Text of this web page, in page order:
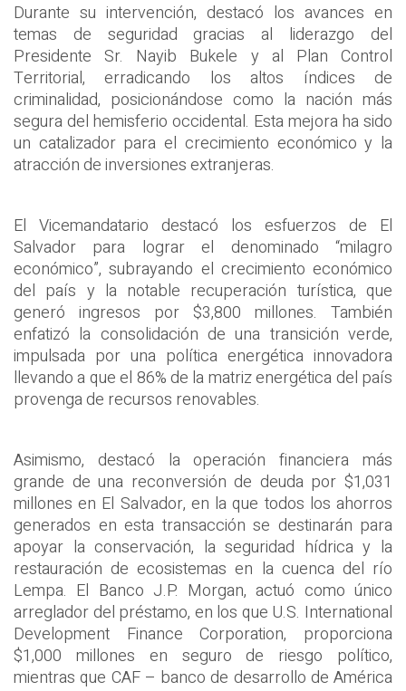
Durante su intervención, destacó los avances en
temas de seguridad gracias al liderazgo del
Presidente Sr. Nayib Bukele y al Plan Control
Territorial, erradicando los altos índices de
criminalidad, posicionándose como la nación más
segura del hemisferio occidental. Esta mejora ha sido
un catalizador para el crecimiento económico y la
atracción de inversiones extranjeras.
El Vicemandatario destacó los esfuerzos de El
Salvador para lograr el denominado “milagro
económico”, subrayando el crecimiento económico
del país y la notable recuperación turística, que
generó ingresos por $3,800 millones. También
enfatizó la consolidación de una transición verde,
impulsada por una política energética innovadora
llevando a que el 86% de la matriz energética del país
provenga de recursos renovables.
Asimismo, destacó la operación financiera más
grande de una reconversión de deuda por $1,031
millones en El Salvador, en la que todos los ahorros
generados en esta transacción se destinarán para
apoyar la conservación, la seguridad hídrica y la
restauración de ecosistemas en la cuenca del río
Lempa. El Banco J.P. Morgan, actuó como único
arreglador del préstamo, en los que U.S. International
Development Finance Corporation, proporciona
$1,000 millones en seguro de riesgo político,
mientras que CAF – banco de desarrollo de América